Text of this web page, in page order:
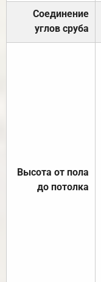
Соединение
углов сруба
Высота от пола
до потолка